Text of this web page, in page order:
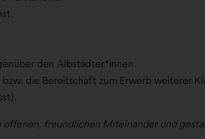
den Albstädter*innen.
die Bereitschaft zum Erwerb weiterer
freundlichen Miteinander und